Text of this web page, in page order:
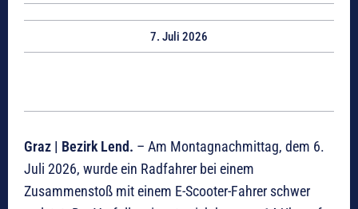
7. Juli 2026
Graz | Bezirk Lend. – Am Montagnachmittag, dem 6.
Juli 2026, wurde ein Radfahrer bei einem
Zusammenstoß mit einem E-Scooter-Fahrer schwer